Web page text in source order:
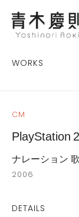
WORKS
CM
PlayStation
ナレーション
2006
DETAILS